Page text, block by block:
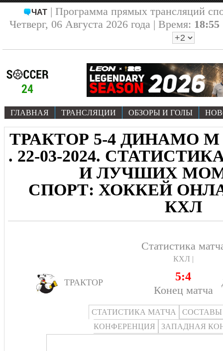
ЧАТ| Программа прямых трансляций
Четверг, 06 Августа 2026 года | Время: 18:55
ГЛАВНАЯ ТРАНСЛЯЦИИ ОБЗОРЫ И ГОЛЫ
ТРАКТОР 5-4 ДИНАМО
. 22-03-2024.
И ЛУЧШИХ
СПОРТ: ХОККЕЙ
КХЛ
Статистика
КХЛ |
ТРАКТОР 5:4
Конец матча
СТАТИСТИКА МАТЧА
СОСТАВЫ
КОНФЕРЕНЦИЯ
ЗАПАДНАЯ